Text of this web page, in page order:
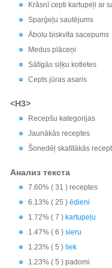
Krāsnī cepti kartupeļi ar
Sparģeļu sautējums
Ābolu biskvīta sacepums
Medus plāceņi
Sātīgās siļķu kotletes
Cepts jūras asaris
<H3>
Recepšu kategorijas
Jaunākās receptes
Šonedēļ skatītākās
Анализ текста
7.60% ( 31 ) receptes
6.13% ( 25 )ēdieni
1.72% ( 7 ) kartupeļu
1.47% ( 6 )sieru
1.23% ( 5 ) liek
1.23% ( 5 ) padomi